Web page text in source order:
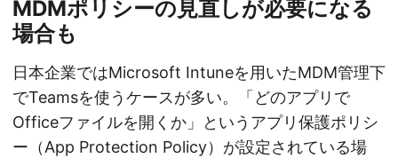
MDMポリシーの見直しが必要になる
場合も
日本企業ではMicrosoft Intuneを用いたMDM管理下
でTeamsを使うケースが多い。「どのアプリで
Officeファイルを開くか」というアプリ保護ポリシ
ー（App Protection Policy）が設定されている場